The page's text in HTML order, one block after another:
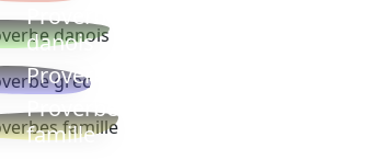
Proverbe
danois
Proverbe grec
Proverbes
famille